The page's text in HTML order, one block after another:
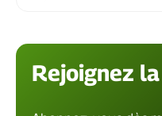
Rejoignez